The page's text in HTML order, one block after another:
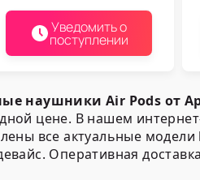
Уведомить о
поступлении
наушники Air Pods от
цене. В нашем
все актуальные
Оперативная